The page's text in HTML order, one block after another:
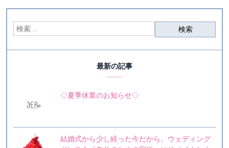
最新の記事
◇夏季休業のお知らせ◇
結婚式から少し経った今だから。ウェディング